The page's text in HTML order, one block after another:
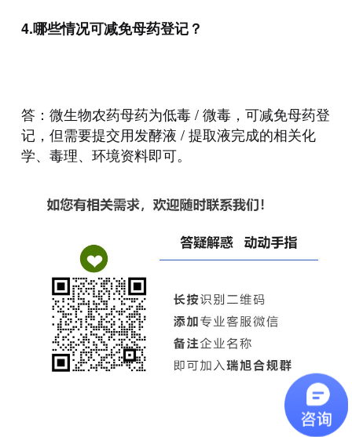
4.哪些情况可减免母药登记？
答：微生物农药母药为低毒/微毒，可减免母药登
记，但需要提交用发酵液 /提取液完成的相关化
学、毒理、环境资料即可。